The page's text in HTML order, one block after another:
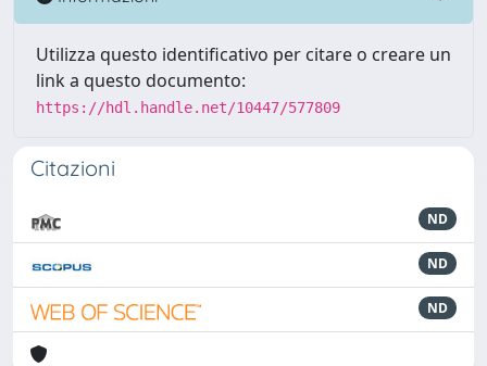
Utilizza questo identificativo per citare o creare un
link a questo documento:
https://hdl.handle.net/10447/577809
Citazioni
ND
ND
ND